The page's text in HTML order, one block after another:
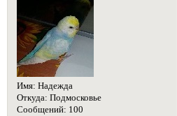
Имя: Надежда
Откуда: Подмосковье
Сообщений: 100